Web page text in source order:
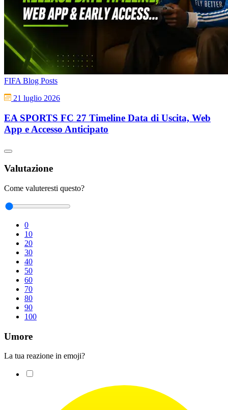
FIFA Blog Posts
21 luglio 2026
EA SPORTS FC 27 Timeline Data di Uscita, Web
App e Accesso Anticipato
Valutazione
Come valuteresti questo?
0
10
20
30
40
50
60
70
80
90
100
Umore
La tua reazione in emoji?